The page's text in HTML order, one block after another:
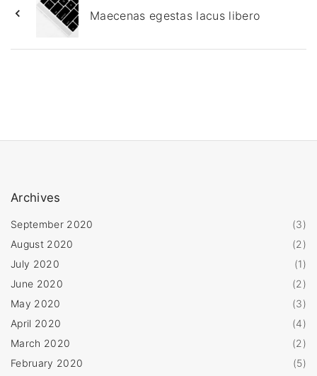
Maecenas egestas lacus libero
Archives
(3)
September 2020
(2)
August 2020
(1)
July 2020
(2)
June 2020
(3)
May 2020
(4)
April 2020
(2)
March 2020
(5)
February 2020